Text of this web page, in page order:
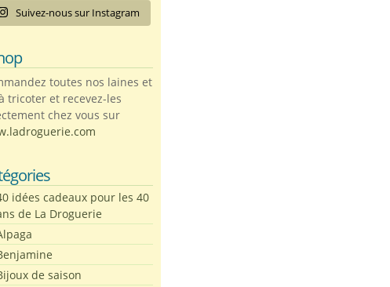
Suivez-nous sur Instagram
toutes nos laines et
tricoter et recevez-les
chez vous sur
idées cadeaux pour les 40
de La Droguerie
de saison